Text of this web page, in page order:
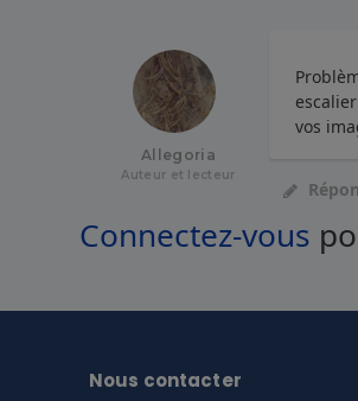
Allegoria
Auteur et lecteur
vos
Connectez-vous
Nous contacter